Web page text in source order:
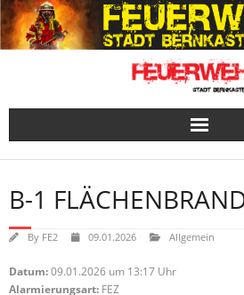
Skip
to
content
B-1
By FE2 09.01.2026 Allgemein
Datum:09.01.2026 um 13:17 Uhr
Alarmierungsart: FEZ